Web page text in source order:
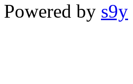
Powered by s9y